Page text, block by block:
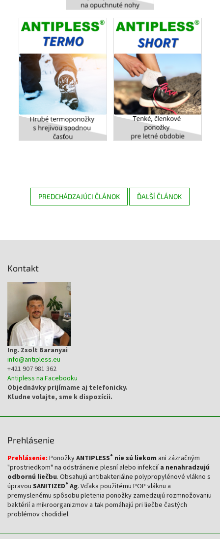
PREDCHÁDZAJÚCI ČLÁNOK ĎALŠÍ ČLÁNOK
Kontakt
Ing. Zsolt Baranyai
info@antipless.eu
+421 907 981 362
Antipless na Facebooku
Objednávky prijímame aj telefonicky.
Kľudne volajte, sme k dispozícii.
Prehlásenie
Prehlásenie: PonožkyANTIPLESS® nie sú liekom ani zázračným
"prostriedkom" na odstránenie plesní alebo infekciía nenahradzujú
odbornú liečbu. Obsahujú antibakteriálne polypropylénové vlákno s
úpravou SANITIZED® Ag. Vďaka použitému POP vláknu a
premyslenému spôsobu pletenia ponožky zamedzujú rozmnožovaniu
baktérií a mikroorganizmov a tak pomáhajú pri liečbe častých
problémov chodidiel.